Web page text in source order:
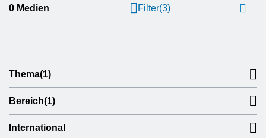
0 Medien Filter(3)
Thema(1)
Bereich(1)
International